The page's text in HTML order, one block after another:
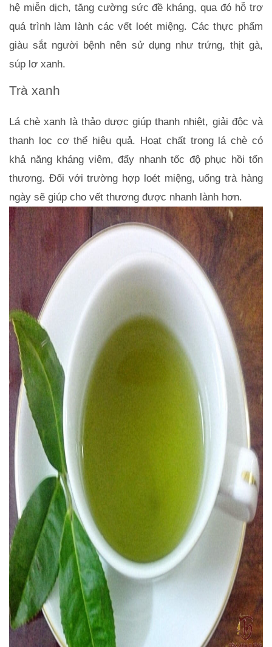
hệ miễn dịch, tăng cường sức đề kháng, qua đó hỗ trợ
quá trình làm lành các vết loét miệng. Các thực phẩm
giàu sắt người bệnh nên sử dụng như trứng, thịt gà,
súp lơ xanh.
Trà xanh
Lá chè xanh là thảo dược giúp thanh nhiệt, giải độc và
thanh lọc cơ thể hiệu quả. Hoạt chất trong lá chè có
khả năng kháng viêm, đẩy nhanh tốc độ phục hồi tổn
thương. Đối với trường hợp loét miệng, uống trà hàng
ngày sẽ giúp cho vết thương được nhanh lành hơn.